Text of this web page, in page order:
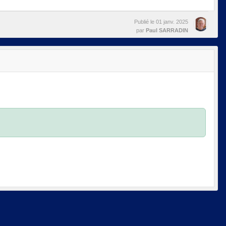
Publié le 01 janv. 2025
par Paul SARRADIN